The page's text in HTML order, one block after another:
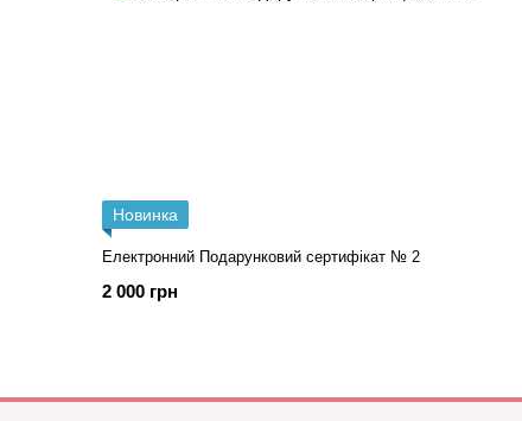
Новинка
Електронний Подарунковий сертифікат № 2
2 000 грн